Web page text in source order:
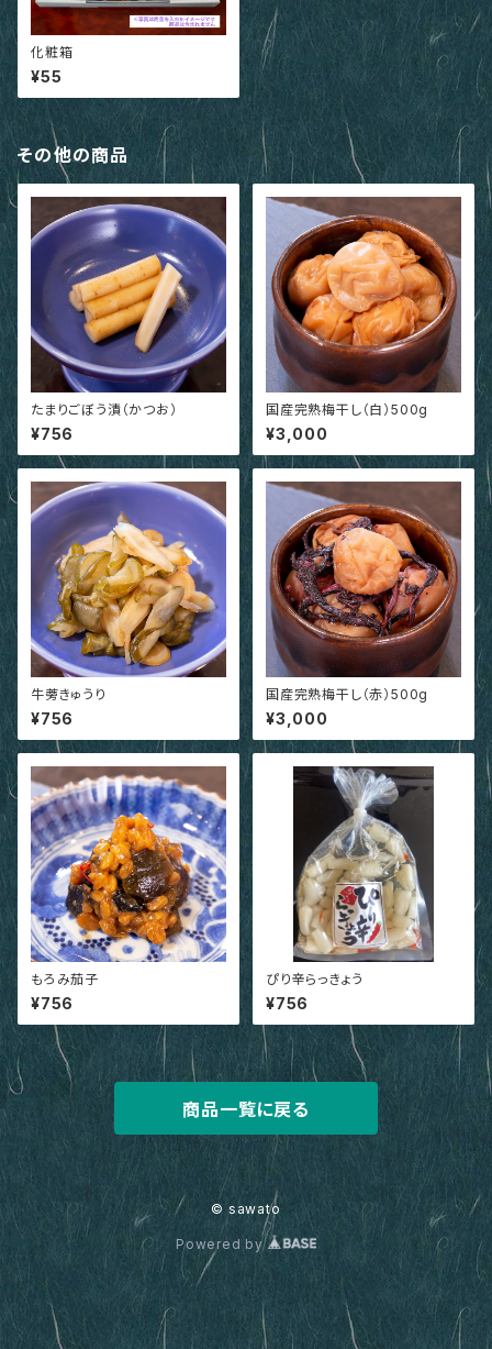
化粧箱
¥55
その他の商品
たまりごぼう漬（かつお）
¥756
国産完熟梅干し（白）500g
¥3,000
牛蒡きゅうり
¥756
国産完熟梅干し（赤）500g
¥3,000
もろみ茄子
¥756
ぴり辛らっきょう
¥756
商品一覧に戻る
© sawato
Powered by